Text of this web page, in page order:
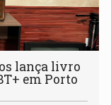
lança livro
em Porto